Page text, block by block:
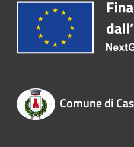
Comune di